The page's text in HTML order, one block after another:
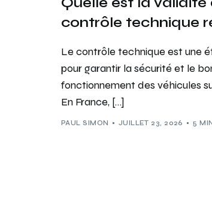
contrôle technique
Le contrôle technique est une
pour garantir la sécurité et le
fonctionnement des véhicules
En France, […]
PAUL SIMON JUILLET 23, 2026 5